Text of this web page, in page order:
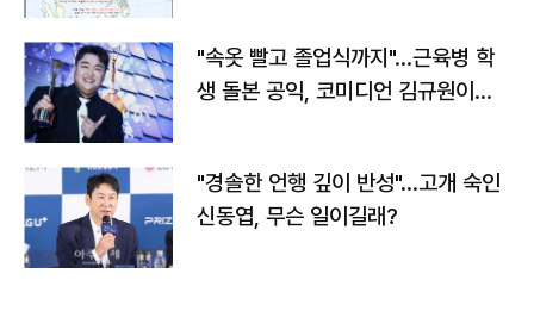
"속옷 빨고 졸업식까지"…근육병 학
생 돌본 공익, 코미디언 김규원이었
"경솔한 언행 깊이 반성"…고개 숙인
신동엽, 무슨 일이길래?